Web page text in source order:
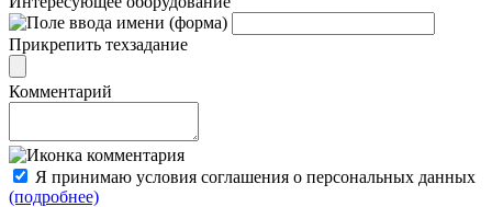
Прикрепить техзадание
Комментарий
Я принимаю условия соглашения о персональных данных
(подробнее)